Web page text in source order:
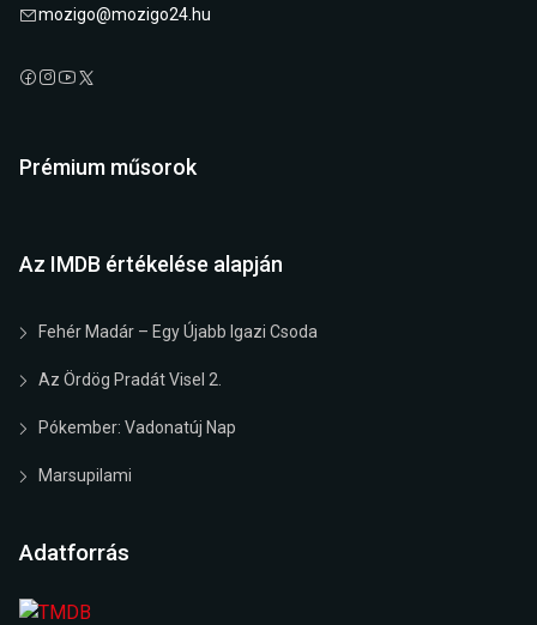
mozigo@mozigo24.hu
Prémium műsorok
Az IMDB értékelése alapján
Fehér Madár – Egy Újabb Igazi Csoda
Az Ördög Pradát Visel 2.
Pókember: Vadonatúj Nap
Marsupilami
Adatforrás